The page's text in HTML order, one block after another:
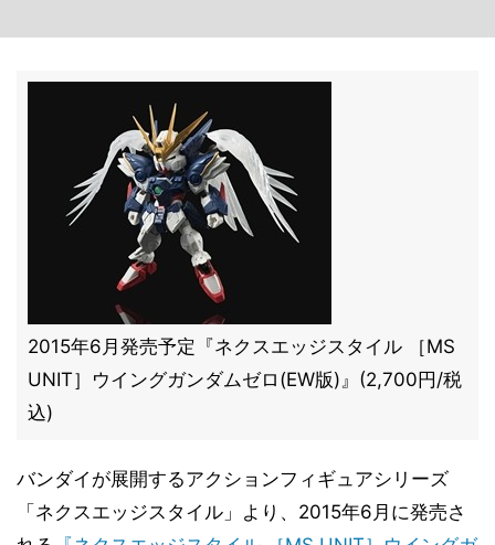
2015年6月発売予定『ネクスエッジスタイル ［MS
UNIT］ウイングガンダムゼロ(EW版)』(2,700円/税
込)
バンダイが展開するアクションフィギュアシリーズ
「ネクスエッジスタイル」より、2015年6月に発売さ